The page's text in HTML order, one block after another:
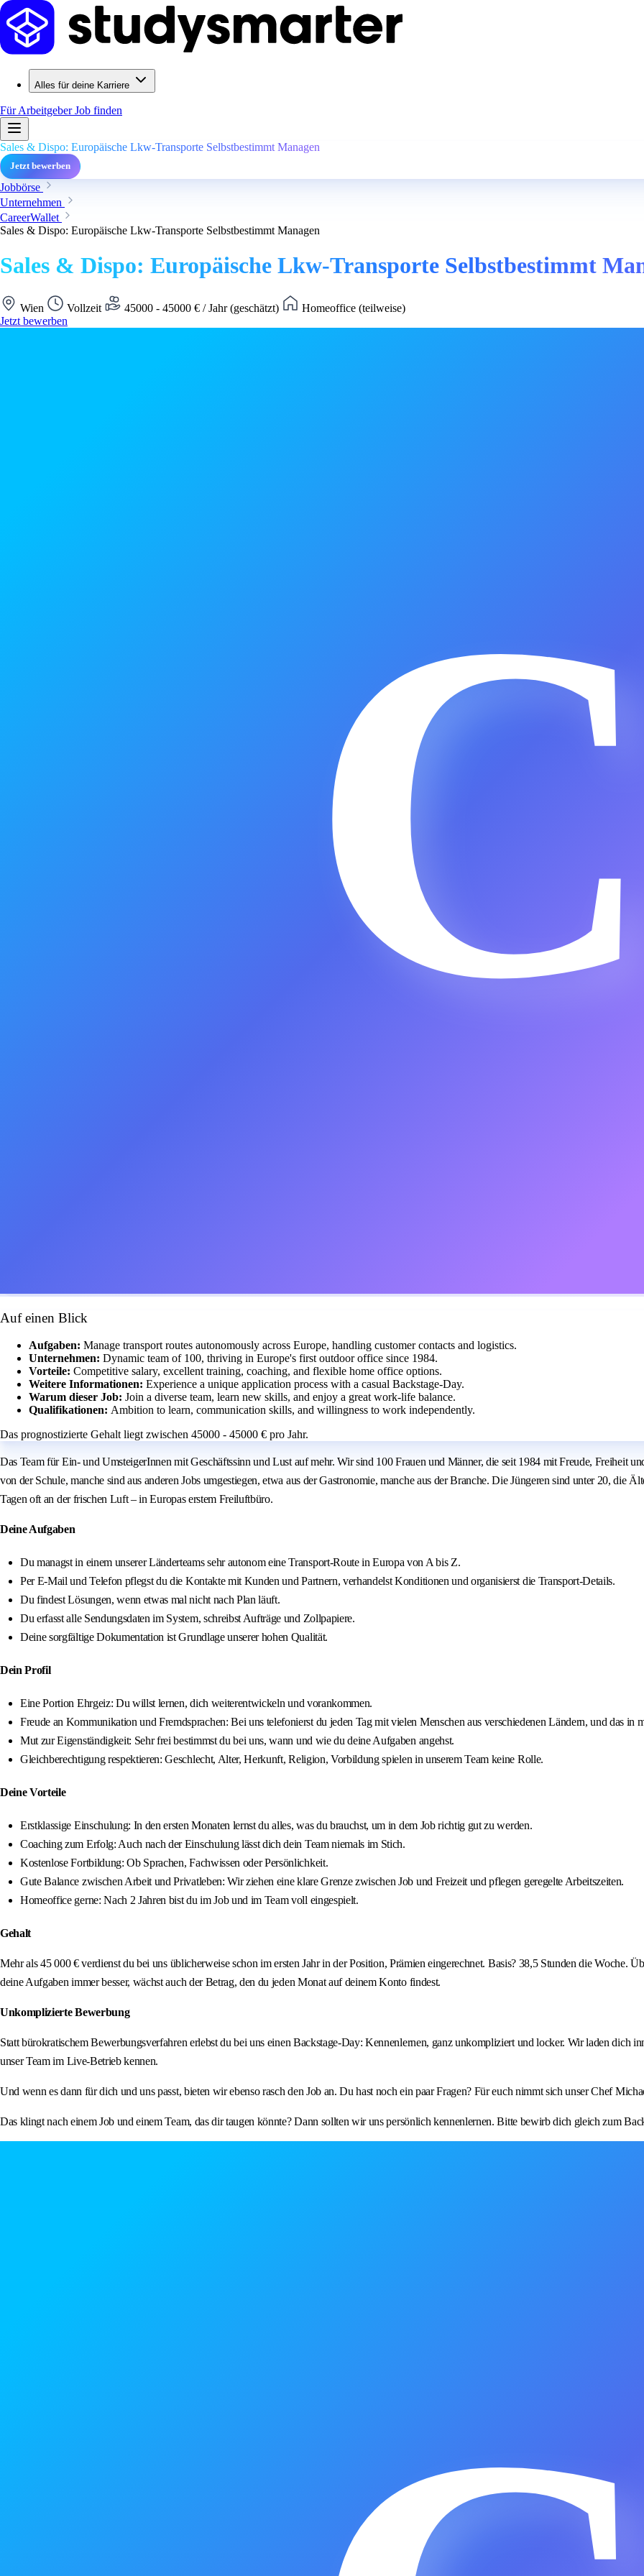
Alles für deine Karriere
Für ArbeitgeberJob finden
Sales & Dispo: Europäische Lkw-Transporte Selbstbestimmt Managen
Jetzt bewerben
Jobbörse
Unternehmen
CareerWallet
Sales & Dispo: Europäische Lkw-Transporte Selbstbestimmt Managen
Sales & Dispo: Europäische Lkw-Transporte Selbstbestimmt
Wien Vollzeit 45000 - 45000 € / Jahr (geschätzt)
Homeoffice (teilweise)
Jetzt bewerben
Auf einen Blick
Aufgaben: Manage transport routes autonomously across Europe, handling customer contacts and logistics.
Unternehmen: Dynamic team of 100, thriving in Europe's first outdoor office since 1984.
Vorteile: Competitive salary, excellent training, coaching, and flexible home office options.
Weitere Informationen: Experience a unique application process with a casual Backstage-Day.
Warum dieser Job: Join a diverse team, learn new skills, and enjoy a great work-life balance.
Qualifikationen: Ambition to learn, communication skills, and willingness to work independently.
Das prognostizierte Gehalt liegt zwischen 45000 - 45000 € pro Jahr.
Das Team für Ein- und UmsteigerInnen mit Geschäftssinn und Lust auf mehr. Wir sind 100 Frauen und Männer, die seit 1984 mit Freude, Freiheit
von der Schule, manche sind aus anderen Jobs umgestiegen, etwa aus der Gastronomie, manche aus der Branche. Die Jüngeren sind unter 20, die
Tagen oft an der frischen Luft – in Europas erstem Freiluftbüro.
Deine Aufgaben
Du managst in einem unserer Länderteams sehr autonom eine Transport-Route in Europa von A bis Z.
Per E-Mail und Telefon pflegst du die Kontakte mit Kunden und Partnern, verhandelst Konditionen und organisierst die Transport-Details.
Du findest Lösungen, wenn etwas mal nicht nach Plan läuft.
Du erfasst alle Sendungsdaten im System, schreibst Aufträge und Zollpapiere.
Deine sorgfältige Dokumentation ist Grundlage unserer hohen Qualität.
Dein Profil
Eine Portion Ehrgeiz: Du willst lernen, dich weiterentwickeln und vorankommen.
Freude an Kommunikation und Fremdsprachen: Bei uns telefonierst du jeden Tag mit vielen Menschen aus verschiedenen Ländern, und das in
Mut zur Eigenständigkeit: Sehr frei bestimmst du bei uns, wann und wie du deine Aufgaben angehst.
Gleichberechtigung respektieren: Geschlecht, Alter, Herkunft, Religion, Vorbildung spielen in unserem Team keine Rolle.
Deine Vorteile
Erstklassige Einschulung: In den ersten Monaten lernst du alles, was du brauchst, um in dem Job richtig gut zu werden.
Coaching zum Erfolg: Auch nach der Einschulung lässt dich dein Team niemals im Stich.
Kostenlose Fortbildung: Ob Sprachen, Fachwissen oder Persönlichkeit.
Gute Balance zwischen Arbeit und Privatleben: Wir ziehen eine klare Grenze zwischen Job und Freizeit und pflegen geregelte Arbeitszeiten.
Homeoffice gerne: Nach 2 Jahren bist du im Job und im Team voll eingespielt.
Gehalt
Mehr als 45 000 € verdienst du bei uns üblicherweise schon im ersten Jahr in der Position, Prämien eingerechnet. Basis? 38,5 Stunden die Woche.
deine Aufgaben immer besser, wächst auch der Betrag, den du jeden Monat auf deinem Konto findest.
Unkomplizierte Bewerbung
Statt bürokratischem Bewerbungsverfahren erlebst du bei uns einen Backstage-Day: Kennenlernen, ganz unkompliziert und locker. Wir laden dich
unser Team im Live-Betrieb kennen.
Und wenn es dann für dich und uns passt, bieten wir ebenso rasch den Job an. Du hast noch ein paar Fragen? Für euch nimmt sich unser Chef
Das klingt nach einem Job und einem Team, das dir taugen könnte? Dann sollten wir uns persönlich kennenlernen. Bitte bewirb dich gleich zum